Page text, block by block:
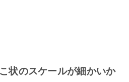
状のスケールが細かいか